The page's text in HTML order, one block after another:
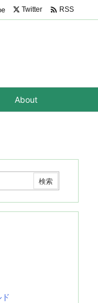
About
Twitter  RSS